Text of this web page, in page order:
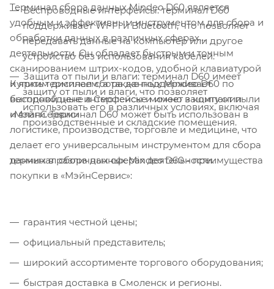
Беспроводные интерфейсы: терминал D60
поддерживает Wi-Fi и Bluetooth, что позволяет
передавать данные на компьютер или другое
устройство без использования кабелей.
Защита от пыли и влаги: терминал D60 имеет
защиту от пыли и влаги, что позволяет
использовать его в различных условиях, включая
производственные и складские помещения.
Терминал сбора данных Mindeo D60 является
удобным и эффективным инструментом для сбора и
обработки данных в различных сферах
деятельности. Он обладает быстрым и точным
сканированием штрих-кодов, удобной клавиатурой
и ярким дисплеем, а также поддерживает
беспроводные интерфейсы и имеет защиту от пыли
и влаги. Терминал D60 может быть использован в
логистике, производстве, торговле и медицине, что
делает его универсальным инструментом для сбора
данных в различных сферах деятельности.
Купить терминал сбора данных Mindeo D60 по
выгодной цене в Смоленске можно в компании
«МэйнСервис»
терминал сбора данных Mindeo D60 - преимущества
покупки в «МэйнСервис»:
гарантия честной цены;
официальный представитель;
широкий ассортименте торгового оборудования;
быстрая доставка в Смоленск и регионы.